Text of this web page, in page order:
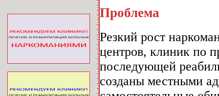
Проблема
Резкий рост
центров, клиник по
последующей
созданы местными